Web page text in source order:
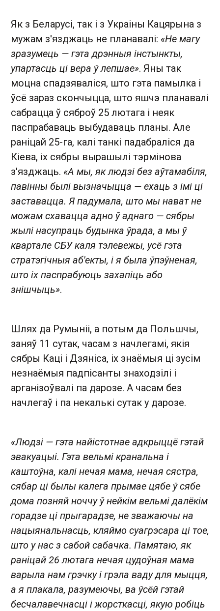
Як з Беларусі, так і з Украіны Кацярына з
мужам з'язджаць не планавалі: «Не магу
зразумець — гэта дрэнныя інстынкты,
упартасць ці вера ў лепшае». Яны так
моцна спадзяваліся, што гэта памылка і
ўсё зараз скончыцца, што яшчэ планавалі
сабрацца ў сяброў 25 лютага і неяк
паспрабаваць выбудаваць планы. Але
раніцай 25-га, калі танкі падабраліся да
Кіева, іх сябры вырашылі тэрмінова
з'язджаць. «А мы, як людзі без аўтамабіля,
павінны былі вызначыцца — ехаць з імі ці
заставацца. Я падумала, што мы нават не
можам схавацца адно ў аднаго — сябры
жылі насупраць будынка ўрада, а мы ў
квартале СБУ каля тэлевежы, усё гэта
стратэгічныя аб'екты, і я была ўпэўненая,
што іх паспрабуюць захапіць або
знішчыць».
Шлях да Румыніі, а потым да Польшчы,
заняў 11 сутак, часам з начлегамі, якія
сябры Каці і Дзяніса, іх знаёмыя ці зусім
незнаёмыя падпісанты знаходзілі і
арганізоўвалі па дарозе. А часам без
начлегаў і па некалькі сутак у дарозе.
«Людзі — гэта найістотнае адкрыццё гэтай
эвакуацыі. Гэта вельмі кранальна і
каштоўна, калі нечая мама, нечая сястра,
сябар ці былы калега прымае цябе ў сябе
дома позняй ноччу ў нейкім вельмі далёкім
горадзе ці прыгарадзе, не зважаючы на ​​
нацыянальнасць, кляймо суагрэсара ці тое,
што у нас з сабой сабачка. Памятаю, як
раніцай 26 лютага нечая цудоўная мама
варыла нам грэчку і грэла ваду для мыцця,
а я плакала, разумеючы, ва ўсёй гэтай
бесчалавечнасці і жорсткасці, якую робіць